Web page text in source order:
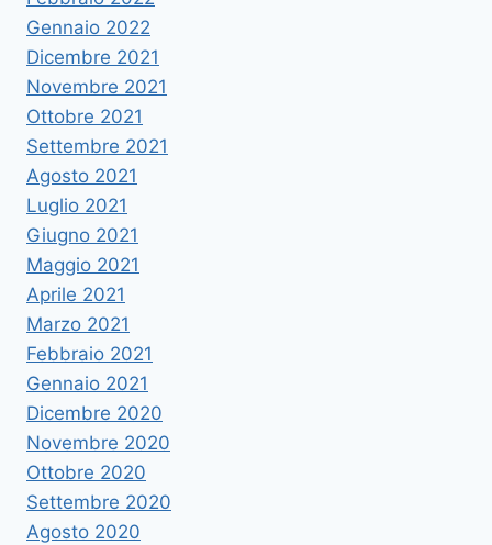
Gennaio 2022
Dicembre 2021
Novembre 2021
Ottobre 2021
Settembre 2021
Agosto 2021
Luglio 2021
Giugno 2021
Maggio 2021
Aprile 2021
Marzo 2021
Febbraio 2021
Gennaio 2021
Dicembre 2020
Novembre 2020
Ottobre 2020
Settembre 2020
Agosto 2020